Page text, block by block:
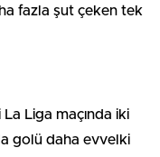
fazla şut çeken tek
La Liga maçında iki
golü daha evvelki